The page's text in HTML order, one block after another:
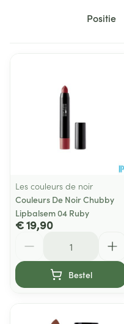
Sorteer op:
Les couleurs de noir
Couleurs De Noir Chubby
Lipbalsem 04 Ruby
€ 19,90
Bestel